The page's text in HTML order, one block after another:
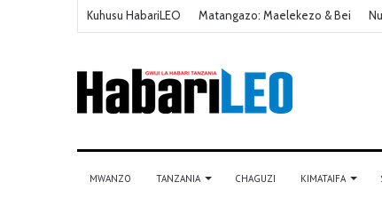
Kuhusu HabariLEO Matangazo: Maelekezo & Bei
MWANZO TANZANIA CHAGUZI KIMATAIFA